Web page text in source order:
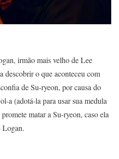
irmão mais velho de Lee
descobrir o que aconteceu com
de Su-ryeon, por causa do
a (adotá-la para usar sua medula
matar a Su-ryeon, caso ela
Logan.